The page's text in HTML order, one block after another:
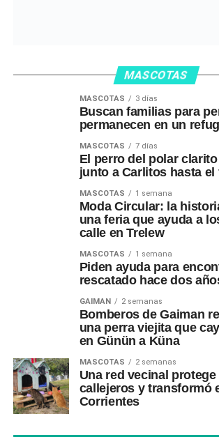
MASCOTAS
MASCOTAS 3 días
Buscan familias para
permanecen en un
MASCOTAS 7 días
El perro del polar
junto a Carlitos hasta el
MASCOTAS 1 semana
Moda Circular: la
una feria que ayuda a
calle en Trelew
MASCOTAS 1 semana
Piden ayuda para
rescatado hace dos
GAIMAN 2 semanas
Bomberos de Gaiman
una perra viejita que
en Günün a Küna
MASCOTAS 2 semanas
Una red vecinal
callejeros y transformó
Corrientes